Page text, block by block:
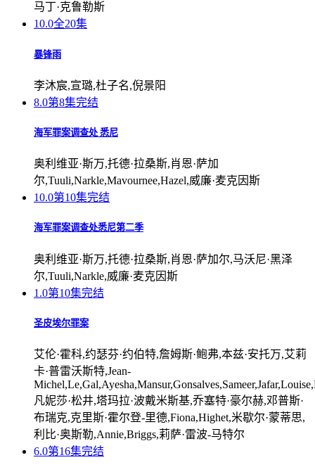
马丁·克鲁勒斯
10.0全20集
暴锋雨
李沐宸,宣璐,杜子名,倪景阳
8.0第8集完结
海军罪案调查处 悉尼
奥利维亚·斯万,托德·拉桑斯,肖恩·萨加
尔,Tuuli,Narkle,Mavournee,Hazel,威廉·麦克因斯
10.0第10集完结
海军罪案调查处悉尼第二季
奥利维亚·斯万,托德·拉桑斯,肖恩·萨加尔,马沃尼·黑泽
尔,Tuuli,Narkle,威廉·麦克因斯
1.0第10集完结
圣皮埃尔罪案
艾伦·霍科,约瑟芬·约伯特,詹姆斯·鲍弗,本兹·安托万,艾莉
卡·普雷沃斯特,Jean-
凡妮莎·松井,塔玛拉·波戴米斯基,乔塞特·豪尔赫,邓普斯·
布瑞克,克里斯·霍尔登-里德,Fiona,Highet,米歇尔·蒙蒂思,
利比·奥斯勒,Annie,Briggs,莉萨·雷波-马特尔
6.0第16集完结